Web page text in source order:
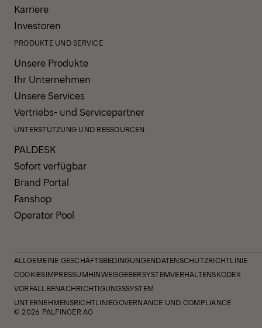
Karriere
Investoren
PRODUKTE UND SERVICE
Unsere Produkte
Ihr Unternehmen
Unsere Services
Vertriebs- und Servicepartner
UNTERSTÜTZUNG UND RESSOURCEN
PALDESK
Sofort verfügbar
Brand Portal
Fanshop
Operator Pool
ALLGEMEINE GESCHÄFTSBEDINGUNGENDATENSCHUTZRICHTLINIE
COOKIESIMPRESSUMHINWEISGEBERSYSTEMVERHALTENSKODEX
VORFALLBENACHRICHTIGUNGSSYSTEM
UNTERNEHMENSRICHTLINIEGOVERNANCE UND COMPLIANCE
© 2026 PALFINGER AG